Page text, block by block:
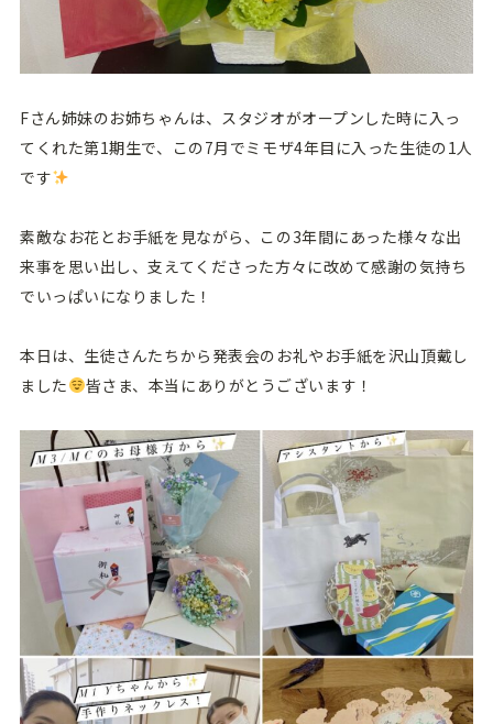
Fさん姉妹のお姉ちゃんは、スタジオがオープンした時に入っ
てくれた第1期生で、この7月でミモザ4年目に入った生徒の1人
です
素敵なお花とお手紙を見ながら、この3年間にあった様々な出
来事を思い出し、支えてくださった方々に改めて感謝の気持ち
でいっぱいになりました！
本日は、生徒さんたちから発表会のお礼やお手紙を沢山頂戴し
ました
皆さま、本当にありがとうございます！